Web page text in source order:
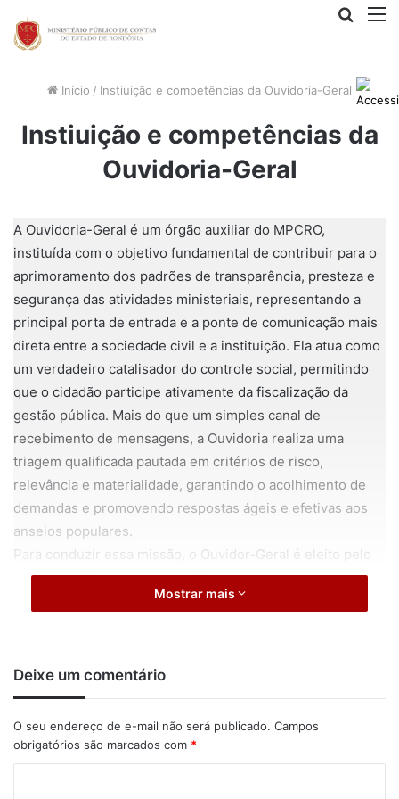
Início / Instiuição e competências da Ouvidoria-Geral
Instiuição e competências da
Ouvidoria-Geral
A Ouvidoria-Geral é um órgão auxiliar do MPCRO,
instituída com o objetivo fundamental de contribuir para o
aprimoramento dos padrões de transparência, presteza e
segurança das atividades ministeriais, representando a
principal porta de entrada e a ponte de comunicação mais
direta entre a sociedade civil e a instituição. Ela atua como
um verdadeiro catalisador do controle social, permitindo
que o cidadão participe ativamente da fiscalização da
gestão pública. Mais do que um simples canal de
recebimento de mensagens, a Ouvidoria realiza uma
triagem qualificada pautada em critérios de risco,
relevância e materialidade, garantindo o acolhimento de
demandas e promovendo respostas ágeis e efetivas aos
anseios populares.
Para conduzir essa missão, o Ouvidor-Geral é eleito pelo
Colégio de Procuradores de Contas, dentre os integrantes
da carreira. Sua nomeação é feita pelo Procurador-Geral
permitida uma recondução ao cargo. O exercício da função
de Ouvidor-Geral ocorre sem prejuízo das atribuições
regulares do cargo de Procurador de Contas. Além de sua
atuação na recepção das demandas sociais, o Ouvidor-
Geral também detém a importante atribuição de substituir
Mostrar mais
Deixe um comentário
O seu endereço de e-mail não será publicado. Campos
obrigatórios são marcados com *